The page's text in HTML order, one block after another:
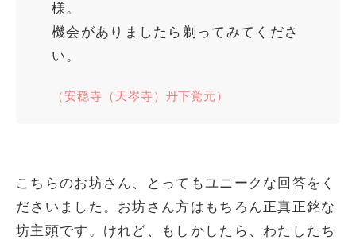
様。
機会がありましたら剃ってみてくださ
い。
（安穏寺（天岑寺）丹下覚元）
こちらのお坊さん、とってもユニークな回答をく
ださいました。お坊さん方はもちろん正真正銘な
坊主頭です。けれど、もしかしたら、わたしたち